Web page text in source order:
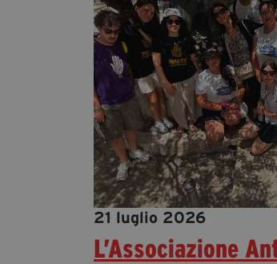
21 luglio 2026
L’Associazione